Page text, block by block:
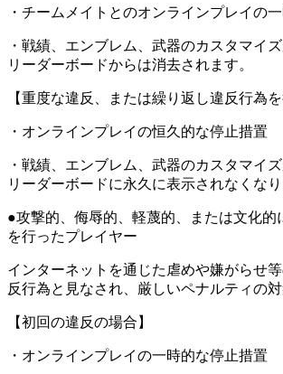
・チームメイトとのオンラインプレイの
・戦績、エンブレム、武器のカスタマイ
リーダーボードからは消去されます。
【重度な違反、または繰り返し違反行為を
・オンラインプレイの恒久的な停止措置
・戦績、エンブレム、武器のカスタマイ
リーダーボードに永久に表示されなくなり
●攻撃的、侮辱的、軽蔑的、または文化的
を行ったプレイヤー
インターネットを通じた虐めや嫌がらせ
反行為と見なされ、厳しいペナルティの対
【初回の違反の場合】
・オンラインプレイの一時的な停止措置